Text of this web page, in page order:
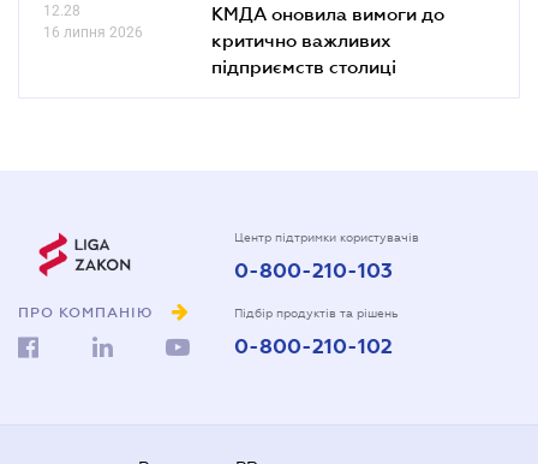
12.28
16 липня 2026
КМДА оновила вимоги до
критично важливих
підприємств столиці
ПРО КОМПАНІЮ
Центр підтримки користувачів
0-800-210-103
Підбір продуктів та рішень
0-800-210-102